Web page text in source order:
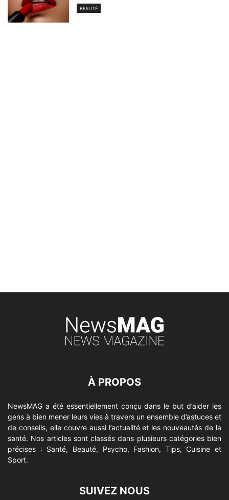
BEAUTÉ
À PROPOS
NewsMAG a été essentiellement conçu dans le but d’aider les
gens à bien mener leurs vies à travers un ensemble d’astuces et
de conseils, elle couvre aussi l’actualité et les nouveautés de la
santé. Nos articles sont classés dans plusieurs catégories bien
précises : Santé, Beauté, Psycho, Fashion, Tips, Cuisine et
Sport.
SUIVEZ NOUS